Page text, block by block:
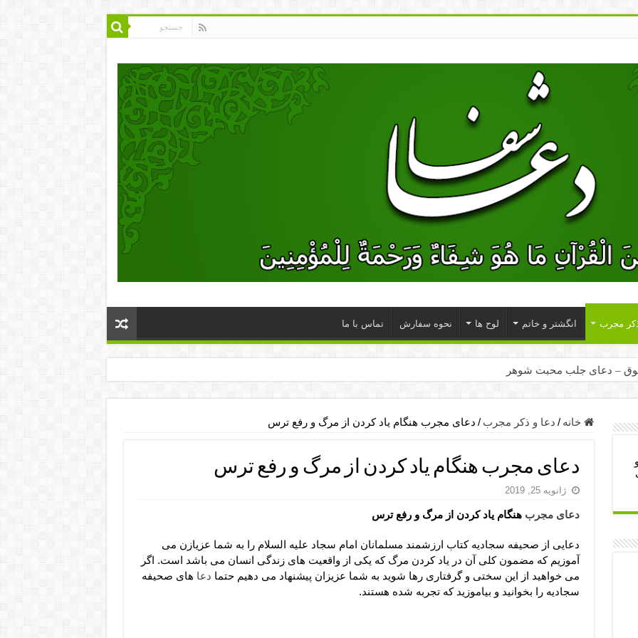
مجرب انگشتر و خاتم لوح ها نحوه سفارش تماس با ما
– دعای جلب محبت شوهر
– دعای یا من اظهر الجمیل برای حاجت
آن ها – ذکر مخصوص مستجاب الدعوه شدن
– دعای ترس و بی خوابی کودکان
دعای رفع مشکلات و طلب حاجت
– آیه‌ جلب ثروت و برکت مال
چشم زخم – دعای چشم زخم ماشاالله
برای آرامش قلب و رفع اضطراب
– دعای ثروت حضرت سلیمان
خانه / دعا و ذکر مجرب / دعای مجرب هنگام یاد کردن از مرگ و رفع ترس
دعای مجرب هنگام یاد کردن از مرگ و رفع ترس
ژانویه 25, 2019
دعای مجرب هنگام یاد کردن از مرگ و رفع ترس
دعایی از صحیفه سجادیه کتاب ارزشمند مسلمانان امام سجاد علیه السلام را به شما عزیازن می
آموزیم که مضمون کلی آن در یاد کردن مرگ که یکی از واقعیت های زندگی انسان می باشد است. اگر
می خواهید از این سختی و گرفتاری رها شوید به شما عزیزان پیشنهاد می دهیم حتما دعا های صحیفه
سجادیه را بخوانید و بیاموزید که تجربه شده هستند.